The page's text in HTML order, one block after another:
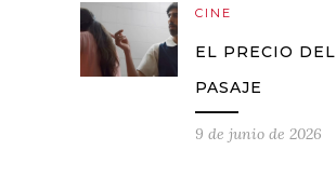
CINE
EL PRECIO DEL
PASAJE
9 de junio de 2026